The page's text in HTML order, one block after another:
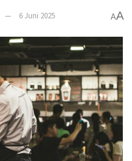
6 Juni 2025 AA